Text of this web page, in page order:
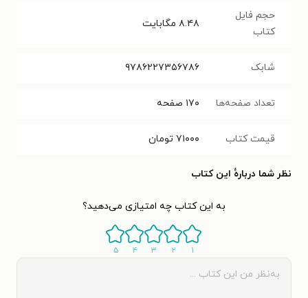
حجم فایل
کتاب
۸.۴۸ مگابایت
شابک ۹۷۸۶۲۲۷۳۵۶۷۸۶
تعداد صفحه‌ها ۱۷۰ صفحه
قیمت کتاب ۷۱۰۰۰ تومان
نظر شما دربارهٔ این کتاب
به این کتاب چه امتیازی می‌دهید؟
۱ ۲ ۳ ۴ ۵